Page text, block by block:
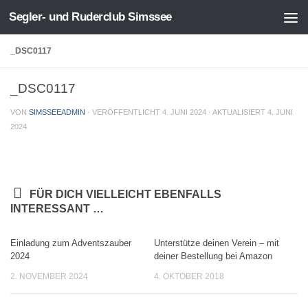
Zum Inhalt springen
Segler- und Ruderclub Simssee
_DSC0117
_DSC0117
VON SIMSSEEADMIN · VERÖFFENTLICHT 4. JUNI 2024 · AKTUALISIERT 4. JUNI
2024
FÜR DICH VIELLEICHT EBENFALLS
INTERESSANT …
Einladung zum Adventszauber
2024
2. NOVEMBER 2024
Unterstütze deinen Verein – mit
deiner Bestellung bei Amazon
4. OKTOBER 2018